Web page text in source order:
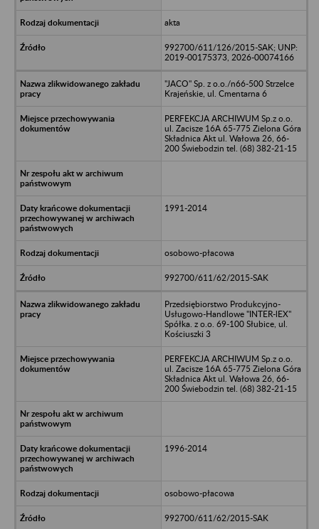
akta
992700/611/126/2015-SAK; UNP:
2019-00175373, 2026-00074166
"JACO" Sp. z o.o./n66-500 Strzelce
Krajeńskie, ul. Cmentarna 6
PERFEKCJA ARCHIWUM Sp.z o.o.
ul. Zacisze 16A 65-775 Zielona Góra
Składnica Akt ul. Wałowa 26, 66-
200 Świebodzin tel. (68) 382-21-15
1991-2014
osobowo-płacowa
992700/611/62/2015-SAK
Przedsiębiorstwo Produkcyjno-
Usługowo-Handlowe "INTER-lEX"
Spółka. z o.o. 69-100 Słubice, ul.
Kościuszki 3
PERFEKCJA ARCHIWUM Sp.z o.o.
ul. Zacisze 16A 65-775 Zielona Góra
Składnica Akt ul. Wałowa 26, 66-
200 Świebodzin tel. (68) 382-21-15
1996-2014
osobowo-płacowa
992700/611/62/2015-SAK